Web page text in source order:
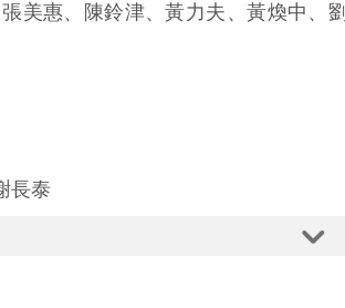
美惠、陳鈴津、黃力夫、黃煥中、劉
長泰